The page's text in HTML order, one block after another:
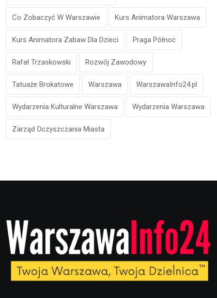
Co Zobaczyć W Warszawie Kurs Animatora Warszawa
Kurs Animatora Zabaw Dla Dzieci Praga Północ
Rafał Trzaskowski Rozwój Zawodowy
Tatuaże Brokatowe Warszawa WarszawaInfo24.pl
Wydarzenia Kulturalne Warszawa Wydarzenia Warszawa
Zarząd Oczyszczania Miasta